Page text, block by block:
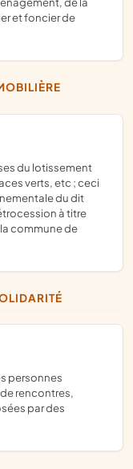
et foncier de
verts, etc ; ceci
du dit
à titre
commune de
rencontres,
par des